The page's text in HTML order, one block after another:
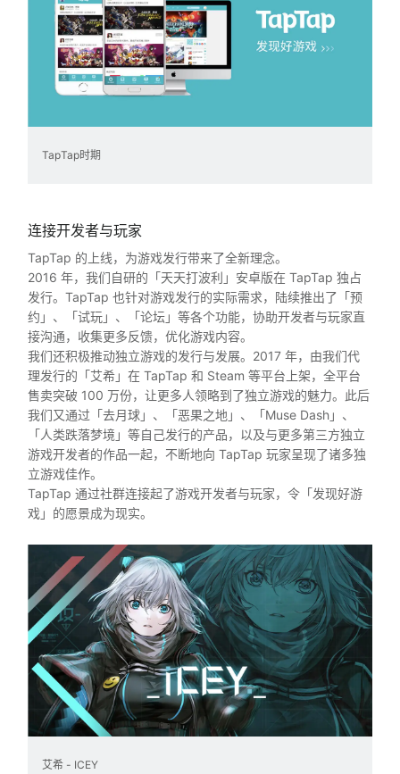
TapTap时期
连接开发者与玩家
TapTap 的上线，为游戏发行带来了全新理念。
2016 年，我们自研的「天天打波利」安卓版在 TapTap 独占
发行。TapTap 也针对游戏发行的实际需求，陆续推出了「预
约」、「试玩」、「论坛」等各个功能，协助开发者与玩家直
接沟通，收集更多反馈，优化游戏内容。
我们还积极推动独立游戏的发行与发展。2017 年，由我们代
理发行的「艾希」在 TapTap 和 Steam 等平台上架，全平台
售卖突破 100 万份，让更多人领略到了独立游戏的魅力。此后
我们又通过「去月球」、「恶果之地」、「Muse Dash」、
「人类跌落梦境」等自己发行的产品，以及与更多第三方独立
游戏开发者的作品一起，不断地向 TapTap 玩家呈现了诸多独
立游戏佳作。
TapTap 通过社群连接起了游戏开发者与玩家，令「发现好游
戏」的愿景成为现实。
艾希 - ICEY